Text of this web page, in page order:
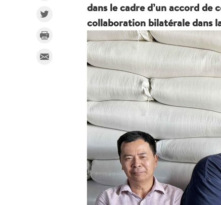
dans le cadre d’un accord
collaboration bilatérale dans